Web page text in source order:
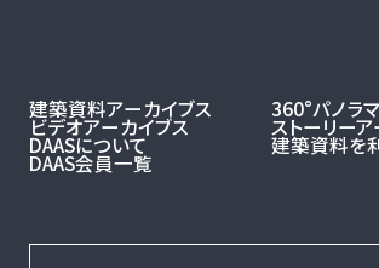
建築資料アーカイブス 360°パノラ
ビデオアーカイブス ストーリー
DAASについて 建築資料を
DAAS会員一覧